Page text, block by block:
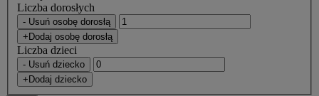
Liczba dorosłych
- Usuń osobę dorosłą
+Dodaj osobę dorosłą
Liczba dzieci
- Usuń dziecko
+Dodaj dziecko